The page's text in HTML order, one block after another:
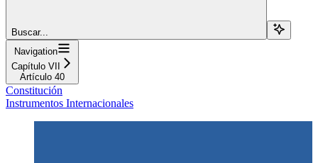
Buscar...
Navigation
Capítulo VII
Artículo 40
Constitución
Instrumentos Internacionales